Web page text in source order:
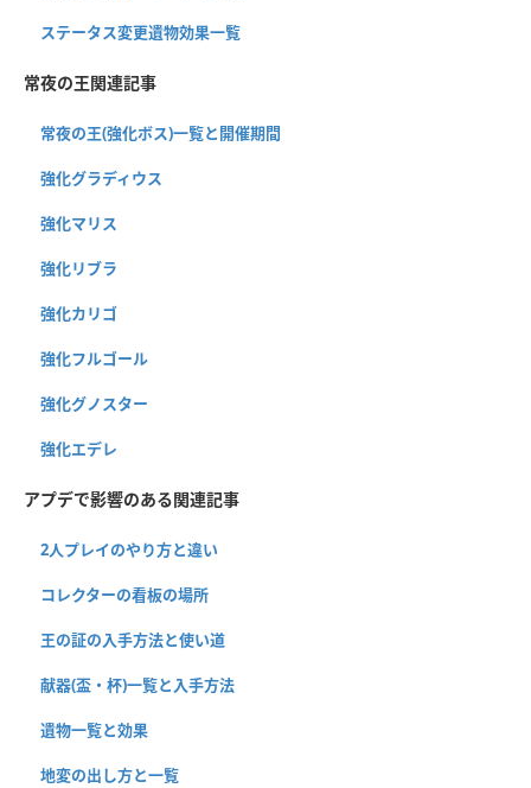
ステータス変更遺物効果一覧
常夜の王関連記事
常夜の王(強化ボス)一覧と開催期間
強化グラディウス
強化マリス
強化リブラ
強化カリゴ
強化フルゴール
強化グノスター
強化エデレ
アプデで影響のある関連記事
2人プレイのやり方と違い
コレクターの看板の場所
王の証の入手方法と使い道
献器(盃・杯)一覧と入手方法
遺物一覧と効果
地変の出し方と一覧